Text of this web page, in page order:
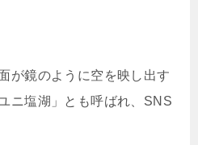
が鏡のように空を映し出す
ニ塩湖」とも呼ばれ、SNS